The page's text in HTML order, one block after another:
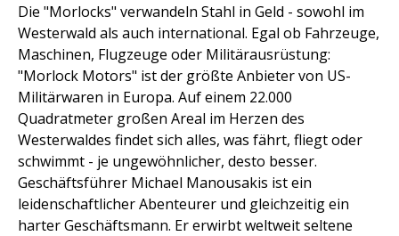
Die "Morlocks" verwandeln Stahl in Geld - sowohl im
Westerwald als auch international. Egal ob Fahrzeuge,
Maschinen, Flugzeuge oder Militärausrüstung:
"Morlock Motors" ist der größte Anbieter von US-
Militärwaren in Europa. Auf einem 22.000
Quadratmeter großen Areal im Herzen des
Westerwaldes findet sich alles, was fährt, fliegt oder
schwimmt - je ungewöhnlicher, desto besser.
Geschäftsführer Michael Manousakis ist ein
leidenschaftlicher Abenteurer und gleichzeitig ein
harter Geschäftsmann. Er erwirbt weltweit seltene